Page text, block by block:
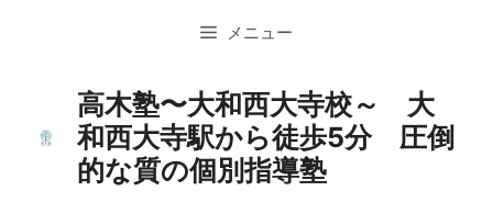
メニュー
高木塾〜大和西大寺校～ 大
和西大寺駅から徒歩5分 圧倒
的な質の個別指導塾